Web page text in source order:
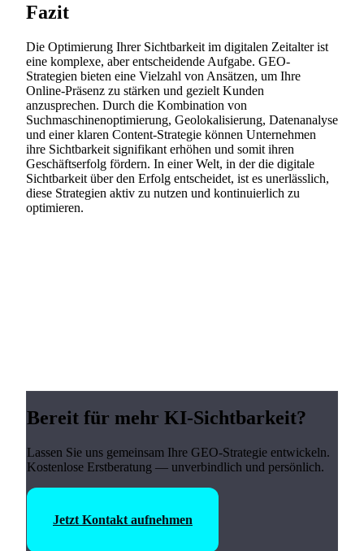
Fazit
Die Optimierung Ihrer Sichtbarkeit im digitalen Zeitalter ist
eine komplexe, aber entscheidende Aufgabe. GEO-
Strategien bieten eine Vielzahl von Ansätzen, um Ihre
Online-Präsenz zu stärken und gezielt Kunden
anzusprechen. Durch die Kombination von
Suchmaschinenoptimierung, Geolokalisierung, Datenanalyse
und einer klaren Content-Strategie können Unternehmen
ihre Sichtbarkeit signifikant erhöhen und somit ihren
Geschäftserfolg fördern. In einer Welt, in der die digitale
Sichtbarkeit über den Erfolg entscheidet, ist es unerlässlich,
diese Strategien aktiv zu nutzen und kontinuierlich zu
optimieren.
Bereit für mehr KI-Sichtbarkeit?
Lassen Sie uns gemeinsam Ihre GEO-Strategie entwickeln.
Kostenlose Erstberatung — unverbindlich und persönlich.
Jetzt Kontakt aufnehmen